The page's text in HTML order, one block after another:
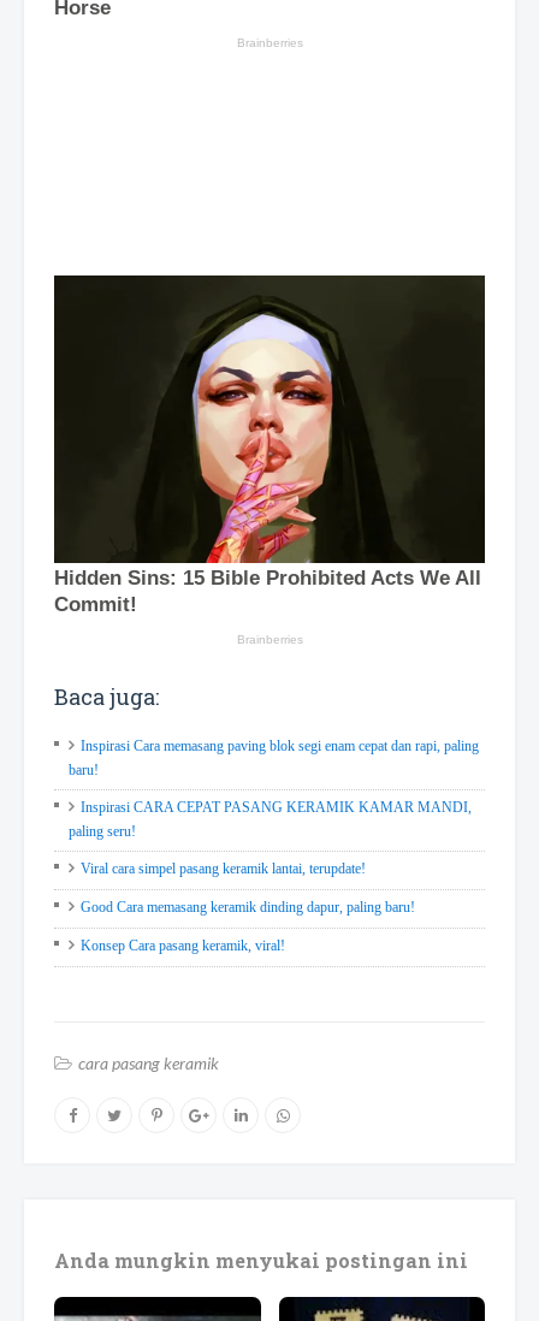
Baca juga:
Inspirasi Cara memasang paving blok segi enam cepat dan rapi, paling
baru!
Inspirasi CARA CEPAT PASANG KERAMIK KAMAR MANDI,
paling seru!
Viral cara simpel pasang keramik lantai, terupdate!
Good Cara memasang keramik dinding dapur, paling baru!
Konsep Cara pasang keramik, viral!
cara pasang keramik
Anda mungkin menyukai postingan ini